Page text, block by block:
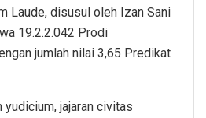
Laude, disusul oleh Izan Sani
19.2.2.042 Prodi
jumlah nilai 3,65 Predikat
yudicium, jajaran civitas